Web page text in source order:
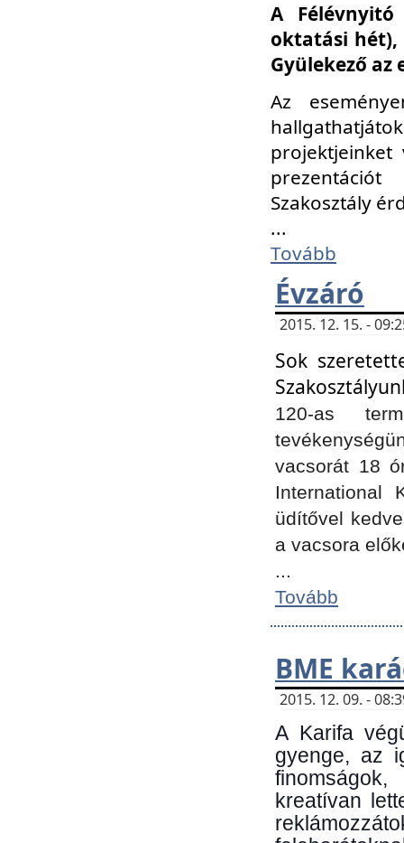
A
oktatási hét),
Gyülekező az
Az
Szakosztály
...
Tovább
Évzáró
2015. 12. 15. -
Sok
120-as
vacsorát 18
International
üdítővel
a vacsora
...
Tovább
BME
2015. 12. 09. -
A Karifa
gyenge, az
kreatívan